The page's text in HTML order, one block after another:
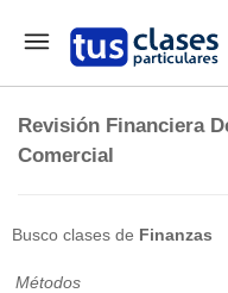
Revisión Financiera
Comercial
Busco clases de Finanzas
Métodos